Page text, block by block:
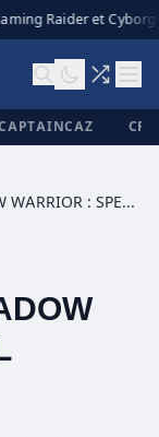
Raider et Cyborg
[ JEU GRATUIT ] SHADOW WARRIOR : SPECIAL EDITION